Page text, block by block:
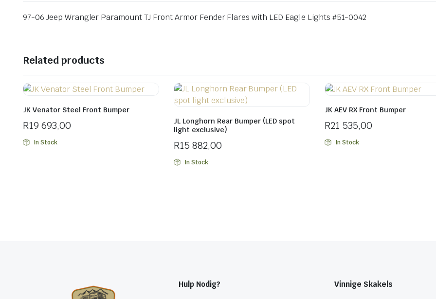
97-06 Jeep Wrangler Paramount TJ Front Armor Fender Flares with LED Eagle Lights #51-0042
Related products
JK Venator Steel Front Bumper
R19 693,00
In Stock
JL Longhorn Rear Bumper (LED spot
light exclusive)
R15 882,00
In Stock
JK AEV RX Front Bumper
R21 535,00
In Stock
Hulp Nodig? Vinnige Skakels